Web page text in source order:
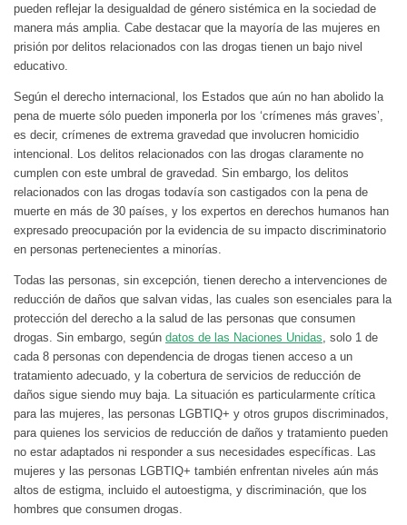
pueden reflejar la desigualdad de género sistémica en la sociedad de
manera más amplia. Cabe destacar que la mayoría de las mujeres en
prisión por delitos relacionados con las drogas tienen un bajo nivel
educativo.
Según el derecho internacional, los Estados que aún no han abolido la
pena de muerte sólo pueden imponerla por los ‘crímenes más graves’,
es decir, crímenes de extrema gravedad que involucren homicidio
intencional. Los delitos relacionados con las drogas claramente no
cumplen con este umbral de gravedad. Sin embargo, los delitos
relacionados con las drogas todavía son castigados con la pena de
muerte en más de 30 países, y los expertos en derechos humanos han
expresado preocupación por la evidencia de su impacto discriminatorio
en personas pertenecientes a minorías.
Todas las personas, sin excepción, tienen derecho a intervenciones de
reducción de daños que salvan vidas, las cuales son esenciales para la
protección del derecho a la salud de las personas que consumen
drogas. Sin embargo, según datos de las Naciones Unidas, solo 1 de
cada 8 personas con dependencia de drogas tienen acceso a un
tratamiento adecuado, y la cobertura de servicios de reducción de
daños sigue siendo muy baja. La situación es particularmente crítica
para las mujeres, las personas LGBTIQ+ y otros grupos discriminados,
para quienes los servicios de reducción de daños y tratamiento pueden
no estar adaptados ni responder a sus necesidades específicas. Las
mujeres y las personas LGBTIQ+ también enfrentan niveles aún más
altos de estigma, incluido el autoestigma, y discriminación, que los
hombres que consumen drogas.